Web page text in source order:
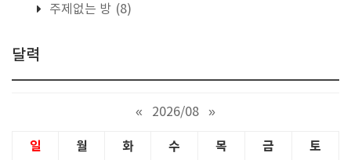
주제없는 방 (8)
달력
« 2026/08 »
일 월 화 수 목 금 토